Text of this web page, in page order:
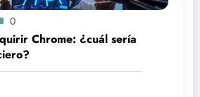
0
Chrome: ¿cuál sería